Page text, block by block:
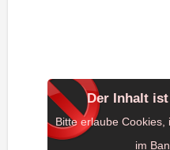
Der Inhalt
Bitte erlaube
im